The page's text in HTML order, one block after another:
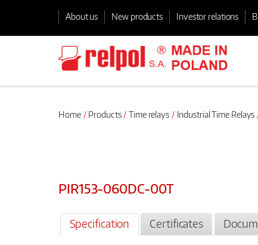
About us New products Investor relations
Home Products Time relays Industrial Time Relays
PIR153-060DC-00T
Specification Certificates